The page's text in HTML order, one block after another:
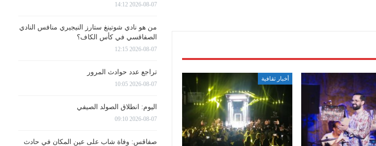
أخبار ثقافية
2026-08-07 14:12
من هو نادي شوتينغ ستارز النيجيري منافس النادي
الصفاقسي في كأس الكاف؟
2026-08-07 12:15
تراجع عدد حوادث المرور
2026-08-07 10:05
اليوم: انطلاق الصولد الصيفي
2026-08-07 09:10
صفاقس: وفاة شاب على عين المكان في حادث